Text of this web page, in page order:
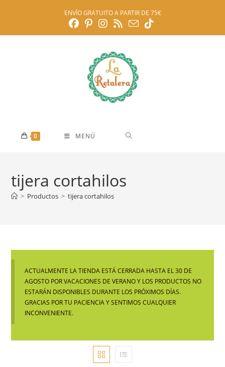
ENVÍO GRATUITO A PARTIR DE 75€
0 MENÚ
tijera cortahilos
> Productos > tijera cortahilos
ACTUALMENTE LA TIENDA ESTÁ CERRADA HASTA EL 30 DE
AGOSTO POR VACACIONES DE VERANO Y LOS PRODUCTOS NO
ESTARÁN DISPONIBLES DURANTE LOS PRÓXIMOS DÍAS.
GRACIAS POR TU PACIENCIA Y SENTIMOS CUALQUIER
INCONVENIENTE.